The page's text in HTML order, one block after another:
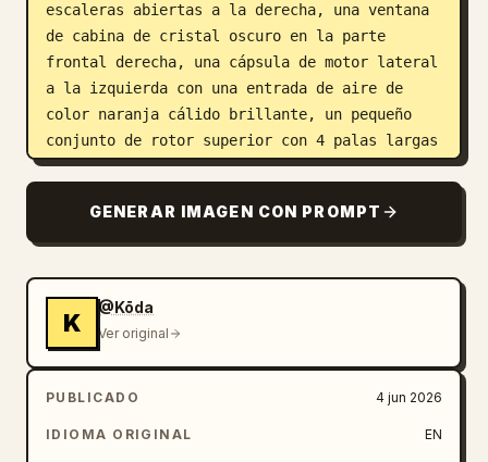
escaleras abiertas a la derecha, una ventana
de cabina de cristal oscuro en la parte
frontal derecha, una cápsula de motor lateral
a la izquierda con una entrada de aire de
color naranja cálido brillante, un pequeño
conjunto de rotor superior con 4 palas largas
y oscuras, y una antena parabólica ovalada
Incluye exactamente 5 marcas prominentes en
la nave: un número rojo grande "379" en el
cerca de la cabina, un emblema angular rojo
en la antena parabólica blanca, una
calcomanía de advertencia triangular naranja
y una pequeña marca X negra. Un pequeño
piloto o mecánico sentado es apenas visible
en el área de la puerta de la cabina. La
GENERAR IMAGEN CON PROMPT
K
@Kōda
Ver original
PUBLICADO 4 jun 2026
IDIOMA ORIGINAL EN